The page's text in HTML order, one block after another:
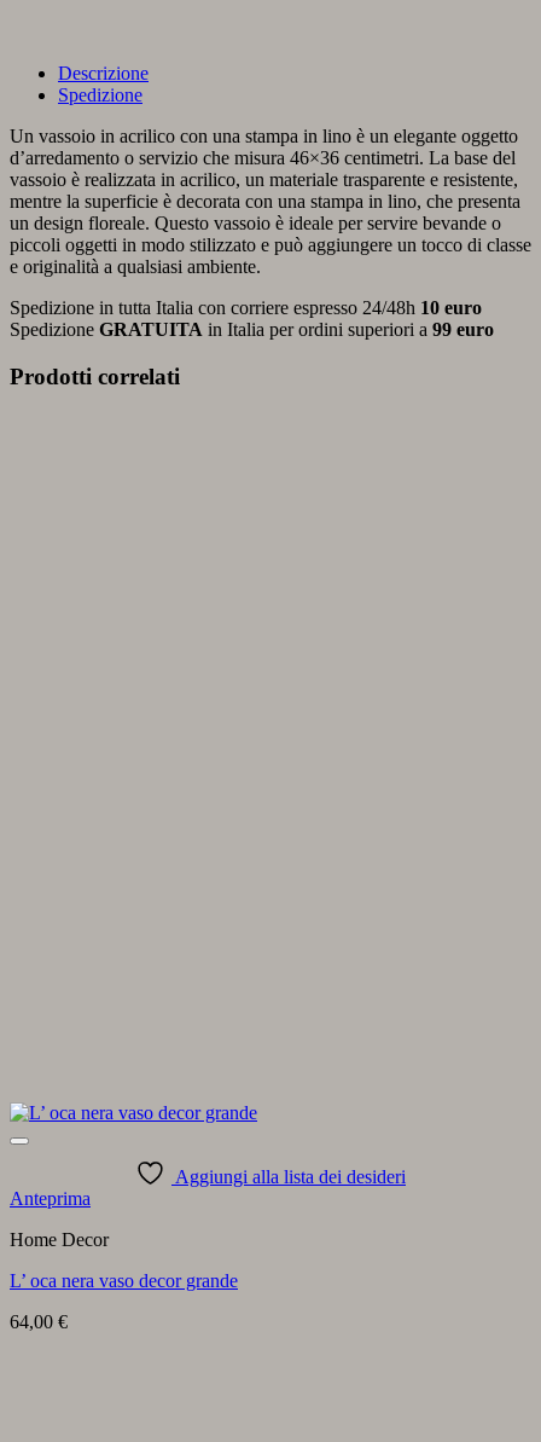
Descrizione
Spedizione
Un vassoio in acrilico con una stampa in lino è un elegante oggetto
d’arredamento o servizio che misura 46×36 centimetri. La base del
vassoio è realizzata in acrilico, un materiale trasparente e resistente,
mentre la superficie è decorata con una stampa in lino, che presenta
un design floreale. Questo vassoio è ideale per servire bevande o
piccoli oggetti in modo stilizzato e può aggiungere un tocco di classe
e originalità a qualsiasi ambiente.
Spedizione in tutta Italia con corriere espresso 24/48h 10 euro
Spedizione GRATUITA in Italia per ordini superiori a 99 euro
Prodotti correlati
Aggiungi alla lista dei desideri
Anteprima
Home Decor
L’ oca nera vaso decor grande
64,00 €